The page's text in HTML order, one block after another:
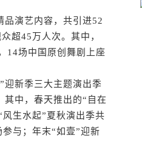
演艺内容，共引进52
超45万人次。其中，
14场中国原创舞剧上座
新季三大主题演出季
中，春天推出的“自在
生水起”夏秋演出季共
与；年末“如壹”迎新